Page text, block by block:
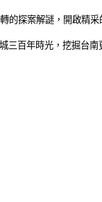
的探案解謎，開啟精
三百年時光，挖掘台南